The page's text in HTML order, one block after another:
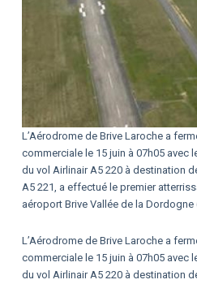
L’Aérodrome de Brive Laroche a
commerciale le 15 juin à 07h05 avec
du vol Airlinair A5 220 à destination
A5 221, a effectué le premier
aéroport Brive Vallée de la Dordogne
L’Aérodrome de Brive Laroche a
commerciale le 15 juin à 07h05 avec
du vol Airlinair A5 220 à destination